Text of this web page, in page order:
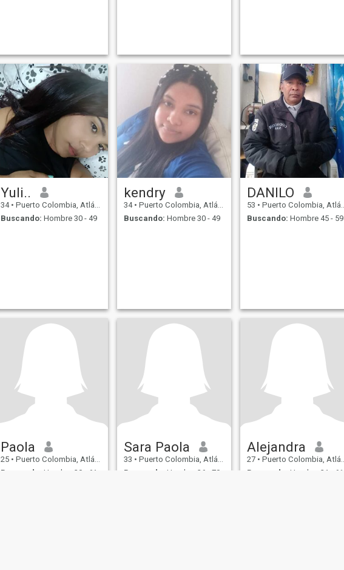
Yuli..
34 • Puerto Colombia, Atlántico, Colombia
Buscando: Hombre 30 - 49
kendry
34 • Puerto Colombia, Atlántico, Colombia
Buscando: Hombre 30 - 49
DANILO
53 • Puerto Colombia, Atlántico, Colombia
Buscando: Hombre 45 - 59
Paola
25 • Puerto Colombia, Atlántico, Colombia
Buscando:
Hombre 30 - 61
Sara Paola
33 • Puerto Colombia, Atlántico, Colombia
Buscando:
Hombre 36 - 70
Alejandra
27 • Puerto Colombia, Atlántico, Colombia
Buscando:
Hombre 31 - 61